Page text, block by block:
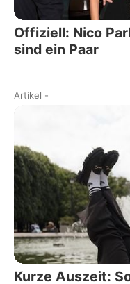
Offiziell: Nico
sind ein Paar
Artikel -
Kurze Auszeit: